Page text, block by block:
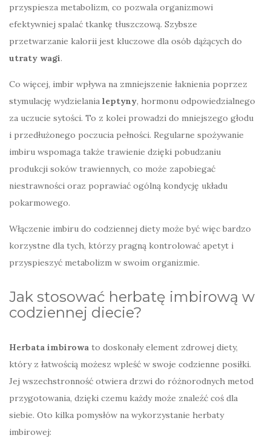
przyspiesza metabolizm, co pozwala organizmowi
efektywniej spalać tkankę tłuszczową. Szybsze
przetwarzanie kalorii jest kluczowe dla osób dążących do
utraty wagi.
Co więcej, imbir wpływa na zmniejszenie łaknienia poprzez
stymulację wydzielania leptyny, hormonu odpowiedzialnego
za uczucie sytości. To z kolei prowadzi do mniejszego głodu
i przedłużonego poczucia pełności. Regularne spożywanie
imbiru wspomaga także trawienie dzięki pobudzaniu
produkcji soków trawiennych, co może zapobiegać
niestrawności oraz poprawiać ogólną kondycję układu
pokarmowego.
Włączenie imbiru do codziennej diety może być więc bardzo
korzystne dla tych, którzy pragną kontrolować apetyt i
przyspieszyć metabolizm w swoim organizmie.
Jak stosować herbatę imbirową w
codziennej diecie?
Herbata imbirowa to doskonały element zdrowej diety,
który z łatwością możesz wpleść w swoje codzienne posiłki.
Jej wszechstronność otwiera drzwi do różnorodnych metod
przygotowania, dzięki czemu każdy może znaleźć coś dla
siebie. Oto kilka pomysłów na wykorzystanie herbaty
imbirowej: